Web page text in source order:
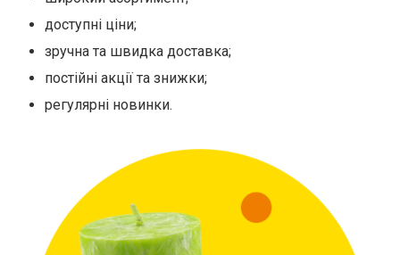
доступні ціни;
зручна та швидка доставка;
постійні акції та знижки;
регулярні новинки.